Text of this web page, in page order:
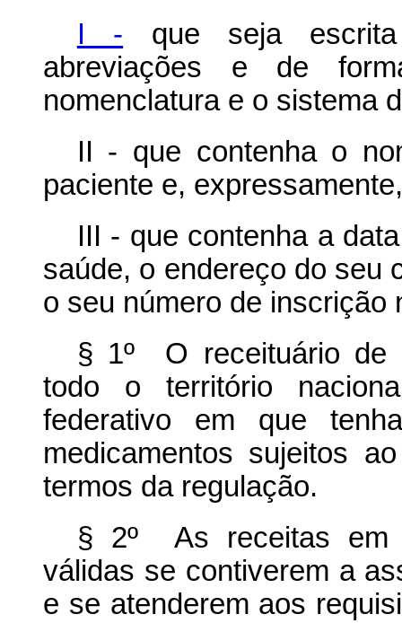
I - que seja
abreviações e de
nomenclatura e o sistema
II - que contenha o
paciente e,
III - que contenha a
saúde, o endereço do seu
o seu número de inscrição
§ 1º O receituário de
todo o território
federativo em que
medicamentos sujeitos
termos da regulação.
§ 2º As receitas em
válidas se contiverem a
e se atenderem aos